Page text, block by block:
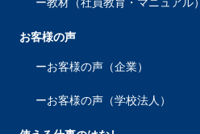
教材（社員教育・マニュアル）
お客様の声
お客様の声（企業）
お客様の声（学校法人）